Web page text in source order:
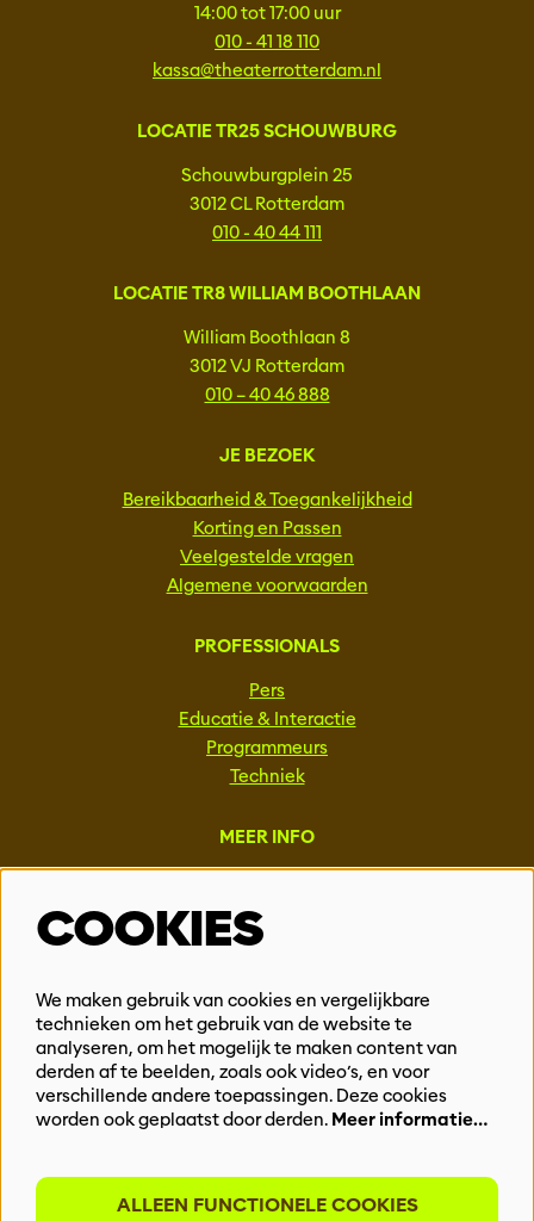
14:00 tot 17:00 uur
010 - 41 18 110
kassa@theaterrotterdam.nl
LOCATIE TR25 SCHOUWBURG
Schouwburgplein 25
3012 CL Rotterdam
010 - 40 44 111
LOCATIE TR8 WILLIAM BOOTHLAAN
William Boothlaan 8
3012 VJ Rotterdam
010 – 40 46 888
JE BEZOEK
Bereikbaarheid & Toegankelijkheid
Korting en Passen
Veelgestelde vragen
Algemene voorwaarden
PROFESSIONALS
Pers
Educatie & Interactie
Programmeurs
Techniek
MEER INFO
Vacatures
Events & Partnerships
Privacy
BLIJF OP DE HOOGTE
COOKIES
We maken gebruik van cookies en vergelijkbare
technieken om het gebruik van de website te
analyseren, om het mogelijk te maken content van
derden af te beelden, zoals ook video’s, en voor
verschillende andere toepassingen. Deze cookies
worden ook geplaatst door derden. Meer informatie…
ALLEEN FUNCTIONELE COOKIES